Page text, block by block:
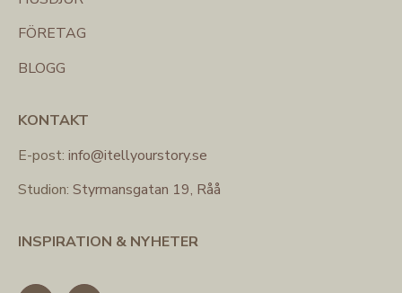
FÖRETAG
BLOGG
KONTAKT
E-post: info@itellyourstory.se
Studion: Styrmansgatan 19, Råå
INSPIRATION & NYHETER